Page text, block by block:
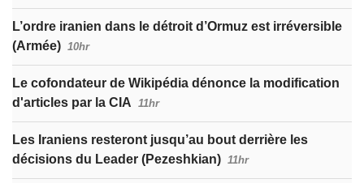
L’ordre iranien dans le détroit d’Ormuz est irréversible
(Armée) 10hr
Le cofondateur de Wikipédia dénonce la modification
d'articles par la CIA 11hr
Les Iraniens resteront jusqu’au bout derrière les
décisions du Leader (Pezeshkian) 11hr